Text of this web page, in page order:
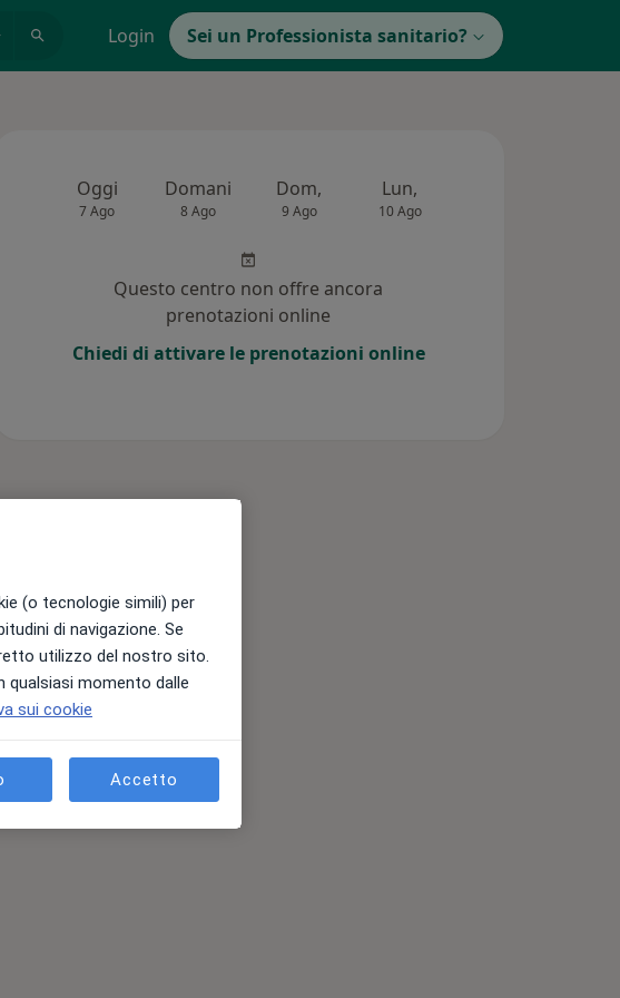
Login Sei un Professionista sanitario?
Oggi
7 Ago
Domani
8 Ago
Dom,
9 Ago
Lun,
10 Ago
Questo centro non offre ancora
prenotazioni online
Chiedi di attivare le prenotazioni online
(o tecnologie simili) per
di navigazione. Se
utilizzo del nostro sito.
qualsiasi momento dalle
sui cookie
Accetto